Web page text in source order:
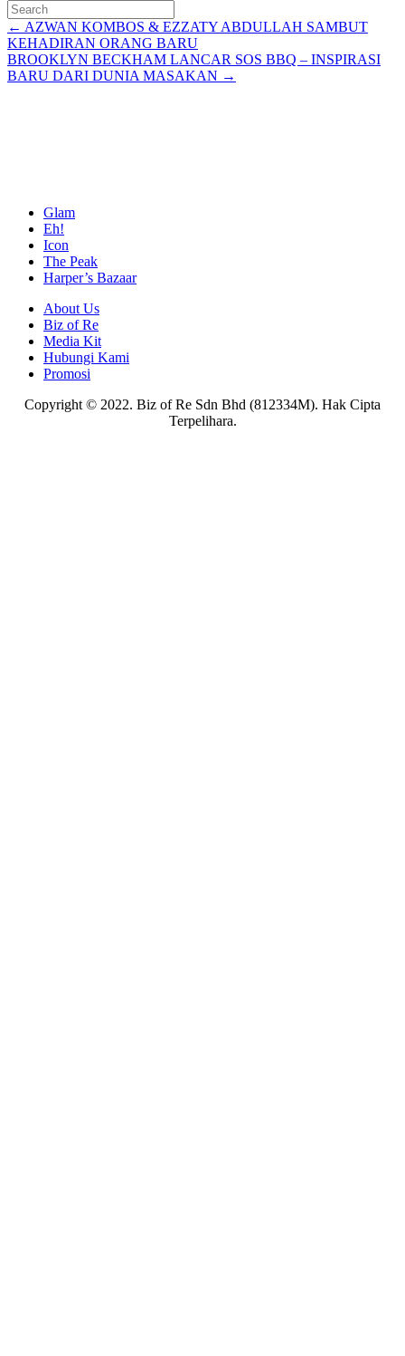
Posts
navigation
← AZWAN KOMBOS & EZZATY ABDULLAH SAMBUT
KEHADIRAN ORANG BARU
BROOKLYN BECKHAM LANCAR SOS BBQ – INSPIRASI
BARU DARI DUNIA MASAKAN →
Glam
Eh!
Icon
The Peak
Harper’s Bazaar
About Us
Biz of Re
Media Kit
Hubungi Kami
Promosi
Copyright © 2022. Biz of Re Sdn Bhd (812334M). Hak Cipta
Terpelihara.